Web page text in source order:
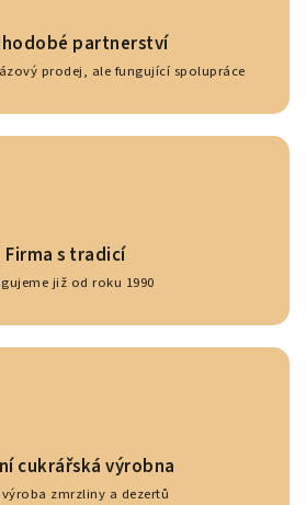
partnerství
prodej, ale fungující spolupráce
Firma s tradicí
již od roku 1990
cukrářská výrobna
zmrzliny a dezertů